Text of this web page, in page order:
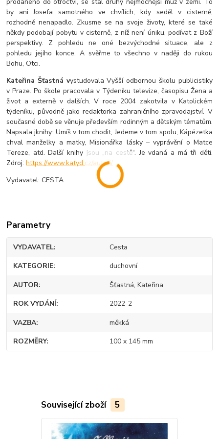
by ani Josefa samotného ve chvílích, kdy seděl v cisterně,
rozhodně nenapadlo. Zkusme se na svoje životy, které se také
někdy podobají pobytu v cisterně, z níž není úniku, podívat z Boží
perspektivy. Z pohledu ne oné bezvýchodné situace, ale z
pohledu jejího konce. A svěřme to všechno v naději do rukou
Bohu, Otci.
Kateřina Šťastná vystudovala Vyšší odbornou školu publicistiky
v Praze. Po škole pracovala v Týdeníku televize, časopisu Žena a
život a externě v dalších. V roce 2004 zakotvila v Katolickém
týdeníku, původně jako redaktorka zahraničního zpravodajství. V
současné době se věnuje především rodinným a dětským tématům.
Napsala jknihy: Umíš v tom chodit, Jedeme v tom spolu, Kápézetka
chval manželky a matky, Misionářka lásky – vyprávění o Matce
Tereze, atd. Další knihy jsou „na cestě“. Je vdaná a má tři děti.
Zdroj:https://www.katyd.cz/autori/
Vydavatel: CESTA
Parametry
VYDAVATEL Cesta
KATEGORIE duchovní
AUTOR Šťastná, Kateřina
ROK VYDÁNÍ 2022-2
VAZBA měkká
ROZMĚRY 100 x 145 mm
Související zboží 5